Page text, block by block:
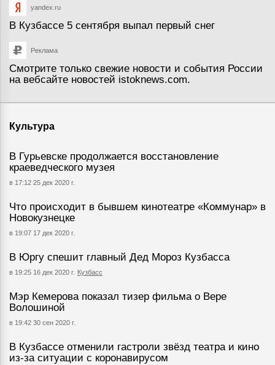
yandex.ru
В Кузбассе 5 сентября выпал первый снег
Реклама
Смотрите только свежие новости и события России
на вебсайте новостей istoknews.com.
Культура
В Гурьевске продолжается восстановление
краеведческого музея
в 17:12 25 дек 2020 г.
Что происходит в бывшем кинотеатре «Коммунар» в
Новокузнецке
в 19:07 17 дек 2020 г.
В Юргу спешит главный Дед Мороз Кузбасса
в 19:25 16 дек 2020 г. Кузбасс
Мэр Кемерова показал тизер фильма о Вере
Волошиной
в 19:42 30 сен 2020 г.
В Кузбассе отменили гастроли звёзд театра и кино
из-за ситуации с коронавирусом